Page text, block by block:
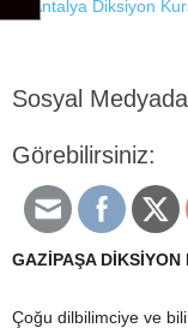
Sosyal
Görebilirsiniz:
GAZİPAŞA DİKSİYON
Çoğu dilbilimciye ve